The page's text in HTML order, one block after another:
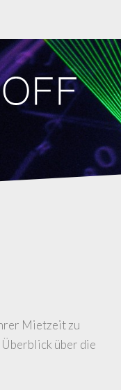
Mietzeit zu
über die